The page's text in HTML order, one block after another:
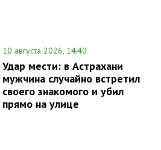
10 августа 2026, 14:40
Удар мести: в Астрахани
мужчина случайно встретил
своего знакомого и убил
прямо на улице